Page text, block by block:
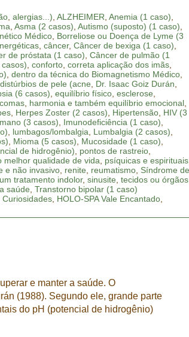
,alergias...),ALZHEIMER,Anemia (1 caso),
,Asma (2 casos),Autismo (suposto) (1 caso),
Médico, Borreliose ou Doença de Lyme (3
,câncer,Câncer de bexiga (1 caso),
de próstata (1 caso),Câncer de pulmão (1
,conforto,correta aplicação dos imãs,
,dentro da técnica do Biomagnetismo Médico,
distúrbios de pele (acne, Dr. Isaac Goiz Durán,
(6 casos),equilíbrio físico,esclerose,
, harmonia e também equilíbrio emocional,
, Herpes Zoster (2 casos), Hipertensão, HIV (3
(3 casos), Imunodeficiência (1 caso),
, lumbagos/lombalgia, Lumbalgia (2 casos),
, Mioma (5 casos), Mucosidade (1 caso),
de hidrogênio), pontos de rastreio,
melhor qualidade de vida, psíquicas e espirituais
e não invasivo, renite, reumatismo, Síndrome de
tratamento indolor,sinusite,tecidos ou órgãos
saúde,Transtorno bipolar (1 caso)
Curiosidades, HOLO-SPA Vale Encantado,
e manter a saúde. O
(1988). Segundo ele, grande parte
do pH (potencial de hidrogênio)